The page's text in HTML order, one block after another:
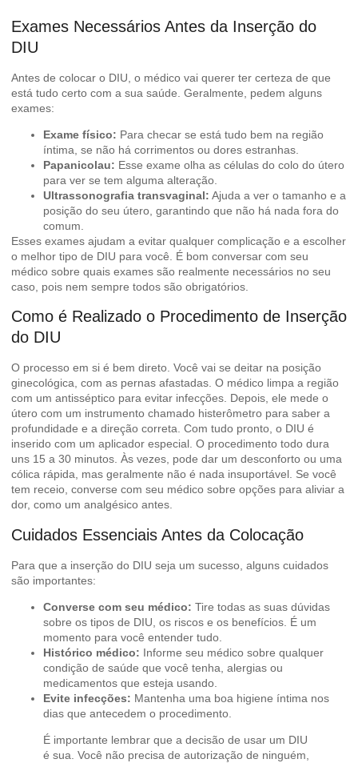
Exames Necessários Antes da Inserção do
DIU
Antes de colocar o DIU, o médico vai querer ter certeza de que
está tudo certo com a sua saúde. Geralmente, pedem alguns
exames:
Exame físico: Para checar se está tudo bem na região
íntima, se não há corrimentos ou dores estranhas.
Papanicolau: Esse exame olha as células do colo do útero
para ver se tem alguma alteração.
Ultrassonografia transvaginal: Ajuda a ver o tamanho e a
posição do seu útero, garantindo que não há nada fora do
comum.
Esses exames ajudam a evitar qualquer complicação e a escolher
o melhor tipo de DIU para você. É bom conversar com seu
médico sobre quais exames são realmente necessários no seu
caso, pois nem sempre todos são obrigatórios.
Como é Realizado o Procedimento de Inserção
do DIU
O processo em si é bem direto. Você vai se deitar na posição
ginecológica, com as pernas afastadas. O médico limpa a região
com um antisséptico para evitar infecções. Depois, ele mede o
útero com um instrumento chamado histerômetro para saber a
profundidade e a direção correta. Com tudo pronto, o DIU é
inserido com um aplicador especial. O procedimento todo dura
uns 15 a 30 minutos. Às vezes, pode dar um desconforto ou uma
cólica rápida, mas geralmente não é nada insuportável. Se você
tem receio, converse com seu médico sobre opções para aliviar a
dor, como um analgésico antes.
Cuidados Essenciais Antes da Colocação
Para que a inserção do DIU seja um sucesso, alguns cuidados
são importantes:
Converse com seu médico: Tire todas as suas dúvidas
sobre os tipos de DIU, os riscos e os benefícios. É um
momento para você entender tudo.
Histórico médico: Informe seu médico sobre qualquer
condição de saúde que você tenha, alergias ou
medicamentos que esteja usando.
Evite infecções: Mantenha uma boa higiene íntima nos
dias que antecedem o procedimento.
É importante lembrar que a decisão de usar um DIU
é sua. Você não precisa de autorização de ninguém,